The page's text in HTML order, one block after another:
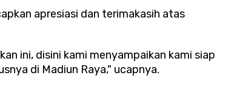
apresiasi dan terimakasih atas
ini, disini kami menyampaikan kami siap
di Madiun Raya," ucapnya.